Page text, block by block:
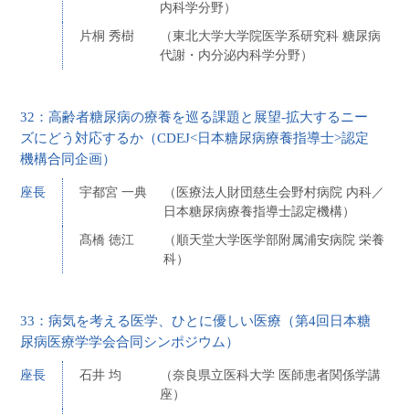
内科学分野）
片桐 秀樹
（東北大学大学院医学系研究科 糖尿病
代謝・内分泌内科学分野）
32：高齢者糖尿病の療養を巡る課題と展望-拡大するニー
ズにどう対応するか（CDEJ<日本糖尿病療養指導士>認定
機構合同企画）
座長 宇都宮 一典
（医療法人財団慈生会野村病院 内科／
日本糖尿病療養指導士認定機構）
髙橋 徳江
（順天堂大学医学部附属浦安病院 栄養
科）
33：病気を考える医学、ひとに優しい医療（第4回日本糖
尿病医療学学会合同シンポジウム）
座長 石井 均
（奈良県立医科大学 医師患者関係学講
座）